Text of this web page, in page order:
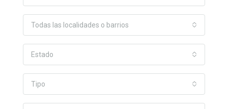
Todas las localidades o barrios
Estado
Tipo